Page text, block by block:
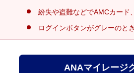
紛失や盗難などでAMCカード
ログインボタンがグレーのと
ANAマイレージ